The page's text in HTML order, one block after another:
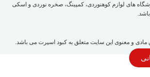
های لوازم کوهنوردی، کمپینگ، صخره نوردی و اسکی
کبود اسپرت می باشد.